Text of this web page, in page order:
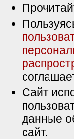
Сайт
данные
сайт.